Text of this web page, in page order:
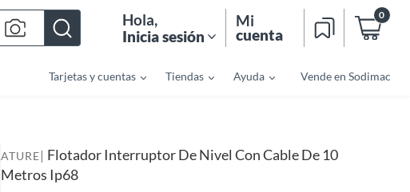
Hola,
Inicia sesión
Mi
cuenta
0
Tarjetas y cuentas Tiendas Ayuda Vende en Sodimac
ATURE| Flotador Interruptor De Nivel Con Cable De 10
Metros Ip68
e
r